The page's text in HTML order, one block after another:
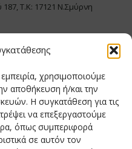
χρησιμοποιούμε
αποθήκευση ή/και την
Η συγκατάθεση για τις
να επεξεργαστούμε
όπως συμπεριφορά
σε αυτόν τον
Τ.Κ: 17121 Ν.Σμύρνη
: Θεόδωρος Δημητριάδης
Μαίρη